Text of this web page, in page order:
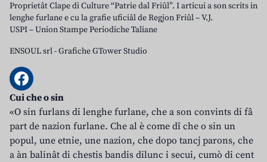
Proprietât Clape di Culture “Patrie dal Friûl”. I articui a son scrits in
lenghe furlane e cu la grafie uficiâl de Regjon Friûl – V.J.
USPI – Union Stampe Periodiche Taliane
ENSOUL srl-Grafiche GTower Studio
Cui che o sin
«O sin furlans di lenghe furlane, che a son convints di fâ
part de nazion furlane. Che al è come dî che o sin un
popul, une etnie, une nazion, che dopo tancj parons, che
a àn balinât di chestis bandis dilunc i secui, cumò di cent